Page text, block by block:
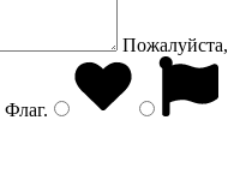
Пожалуйста,
Флаг.